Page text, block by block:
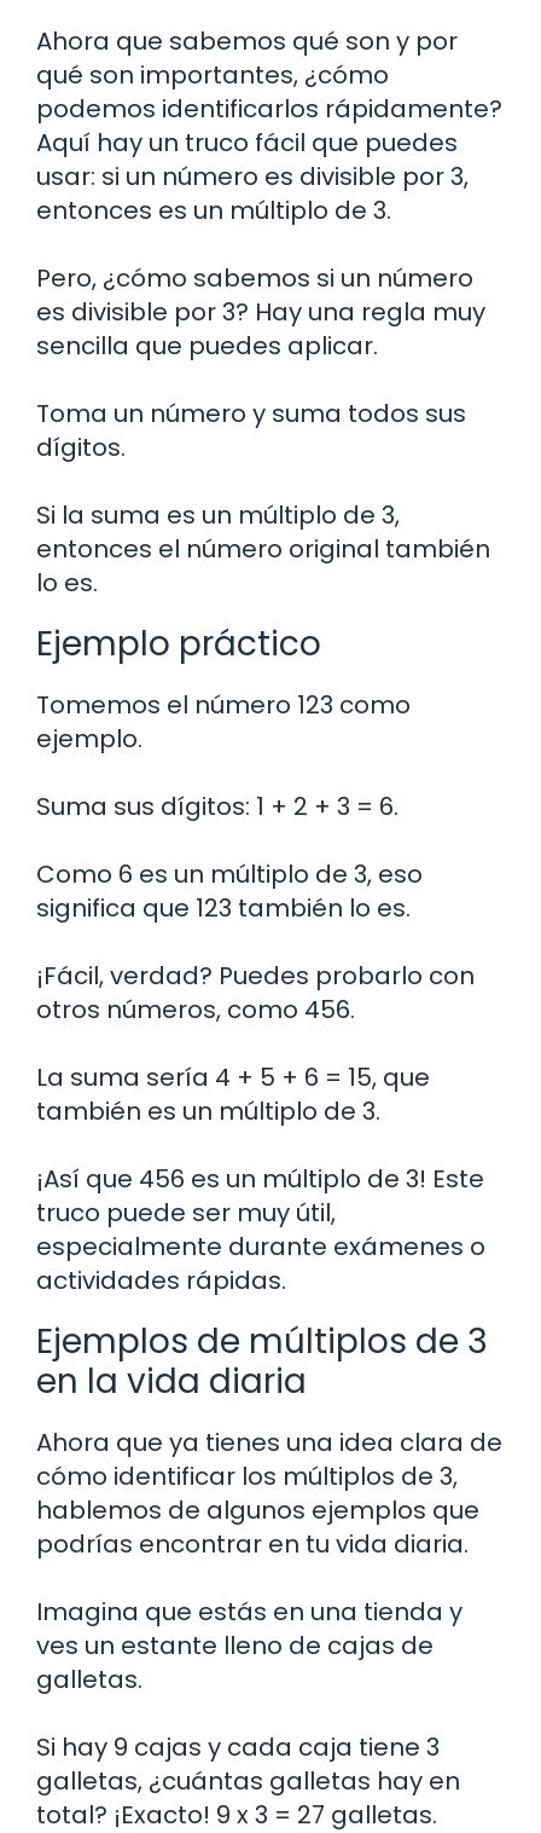
Ahora que sabemos qué son y por
qué son importantes, ¿cómo
podemos identificarlos rápidamente?
Aquí hay un truco fácil que puedes
usar: si un número es divisible por 3,
entonces es un múltiplo de 3.
Pero, ¿cómo sabemos si un número
es divisible por 3? Hay una regla muy
sencilla que puedes aplicar.
Toma un número y suma todos sus
dígitos.
Si la suma es un múltiplo de 3,
entonces el número original también
lo es.
Ejemplo práctico
Tomemos el número 123 como
ejemplo.
Suma sus dígitos: 1 + 2 + 3 = 6.
Como 6 es un múltiplo de 3, eso
significa que 123 también lo es.
¡Fácil, verdad? Puedes probarlo con
otros números, como 456.
La suma sería 4 + 5 + 6 = 15, que
también es un múltiplo de 3.
¡Así que 456 es un múltiplo de 3! Este
truco puede ser muy útil,
especialmente durante exámenes o
actividades rápidas.
Ejemplos de múltiplos de 3
en la vida diaria
Ahora que ya tienes una idea clara de
cómo identificar los múltiplos de 3,
hablemos de algunos ejemplos que
podrías encontrar en tu vida diaria.
Imagina que estás en una tienda y
ves un estante lleno de cajas de
galletas.
Si hay 9 cajas y cada caja tiene 3
galletas, ¿cuántas galletas hay en
total? ¡Exacto! 9 x 3 = 27 galletas.